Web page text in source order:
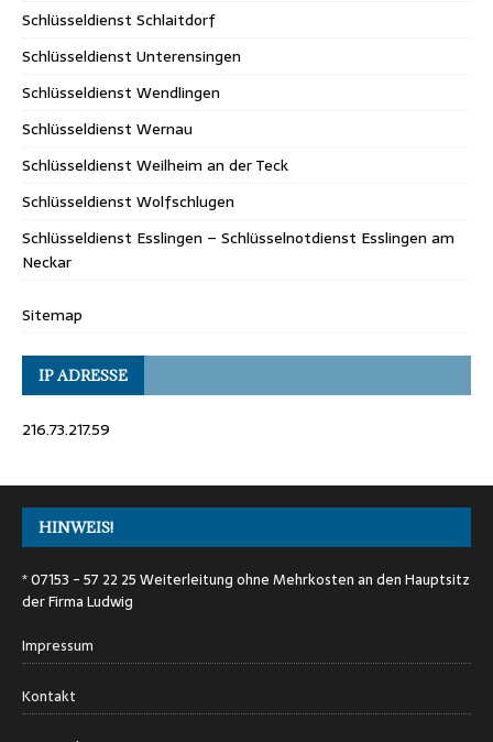
Schlüsseldienst Schlaitdorf
Schlüsseldienst Unterensingen
Schlüsseldienst Wendlingen
Schlüsseldienst Wernau
Schlüsseldienst Weilheim an der Teck
Schlüsseldienst Wolfschlugen
Schlüsseldienst Esslingen – Schlüsselnotdienst Esslingen am
Neckar
Sitemap
IP ADRESSE
216.73.217.59
HINWEIS!
* 07153 - 57 22 25 Weiterleitung ohne Mehrkosten an den Hauptsitz
der Firma Ludwig
Impressum
Kontakt